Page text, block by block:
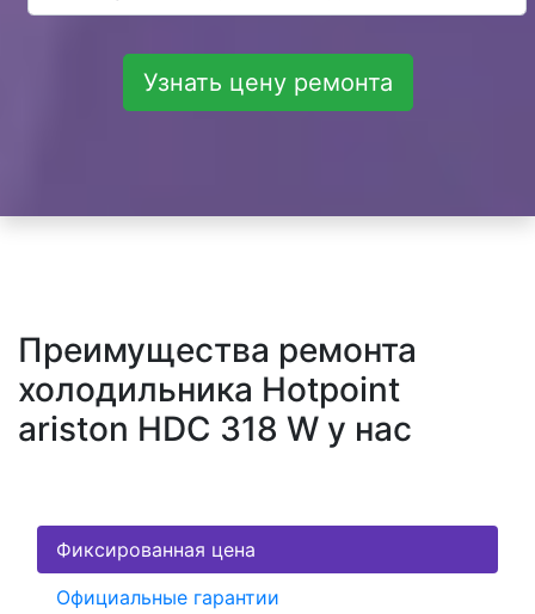
Узнать цену ремонта
Преимущества ремонта
холодильника Hotpoint
ariston HDC 318 W у нас
Фиксированная цена
Официальные гарантии